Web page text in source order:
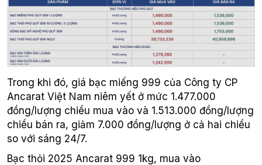
Trong khi đó, giá bạc miếng 999 của Công ty CP
Ancarat Việt Nam niêm yết ở mức 1.477.000
đồng/lượng chiều mua vào và 1.513.000 đồng/lượng
chiều bán ra, giảm 7.000 đồng/lượng ở cả hai chiều
so với sáng 24/7.
Bạc thỏi 2025 Ancarat 999 1kg, mua vào